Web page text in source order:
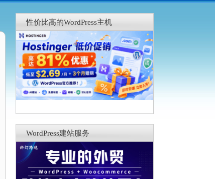
性价比高的WordPress主机
WordPress建站服务